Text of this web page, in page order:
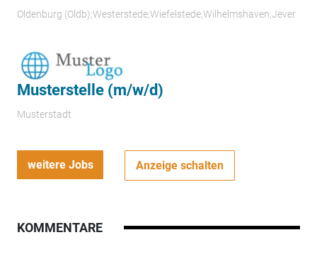
Oldenburg (Oldb);Westerstede;Wiefelstede;Wilhelmshaven;Jever
Musterstelle (m/w/d)
Musterstadt
weitere Jobs Anzeige schalten
KOMMENTARE